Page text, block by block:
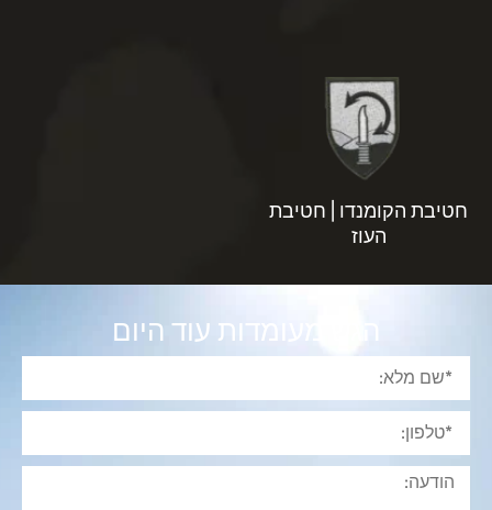
חטיבת הקומנדו | חטיבת
העוז
הגש מעומדות עוד היום